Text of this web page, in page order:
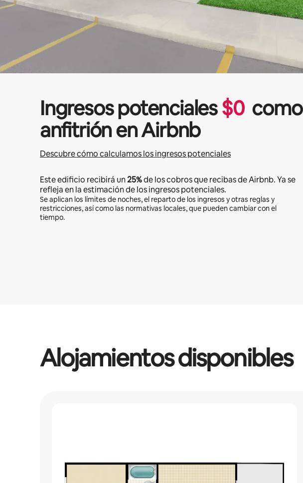
Ingresos potenciales$0 como
anfitrión en Airbnb
Descubre cómo calculamos los ingresos potenciales
Este edificio recibirá un25%de los cobros que recibas de Airbnb. Ya se
refleja en la estimación de los ingresos potenciales.
Se aplican los límites de noches, el reparto de los ingresos y otras reglas y
restricciones, así como las normativas locales, que pueden cambiar con el
tiempo.
Alojamientos disponibles